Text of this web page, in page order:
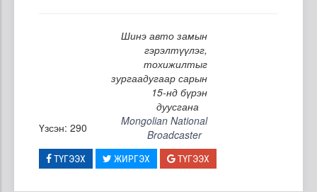
Шинэ авто замын
гэрэлтүүлэг,
тохижилтыг
зургаадугаар сарын
15-нд бүрэн
дуусгана
Үзсэн: 290
Mongolian National
Broadcaster
ТҮГЭЭХ ЖИРГЭХ ТҮГЭЭХ